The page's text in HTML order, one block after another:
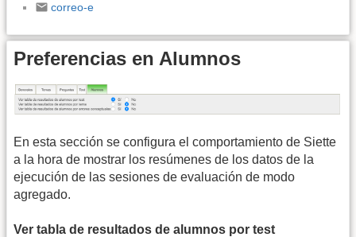
correo-e
Preferencias en Alumnos
En esta sección se configura el comportamiento de Siette
a la hora de mostrar los resúmenes de los datos de la
ejecución de las sesiones de evaluación de modo
agregado.
Ver tabla de resultados de alumnos por test